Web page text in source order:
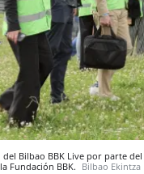
Bilbao BBK Live por parte
Fundación BBK. Bilbao Ekintza